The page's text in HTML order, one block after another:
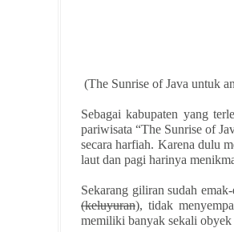
(The Sunrise of Java untuk
Sebagai kabupaten yang
pariwisata “The Sunrise of
secara harfiah. Karena dulu
laut dan pagi harinya
Sekarang giliran sudah
(keluyuran), tidak
memiliki banyak sekali